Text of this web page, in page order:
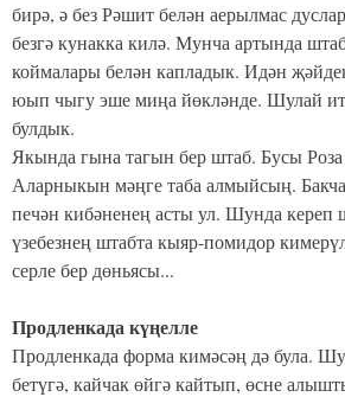
бирә, ә без Рәшит белән аерылмас
безгә кунакка килә. Мунча артында
коймалары белән капладык. Идән
юып чыгу эше миңа йөкләнде. Шулай
булдык.
Якында гына тагын бер штаб. Бусы Роза
Аларныкын мәңге таба алмыйсың.
печән кибәненең асты ул. Шунда кереп
үзебезнең штабта кыяр-помидор
серле бер дөньясы...
Продленкада күңелле
Продленкада форма кимәсәң дә була.
бетүгә, кайчак өйгә кайтып, өсне